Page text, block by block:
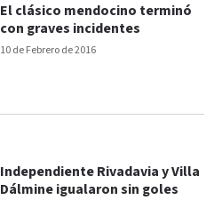
10 de Febrero de 2016
El clásico mendocino terminó
con graves incidentes
Independiente Rivadavia y Villa
Dálmine igualaron sin goles